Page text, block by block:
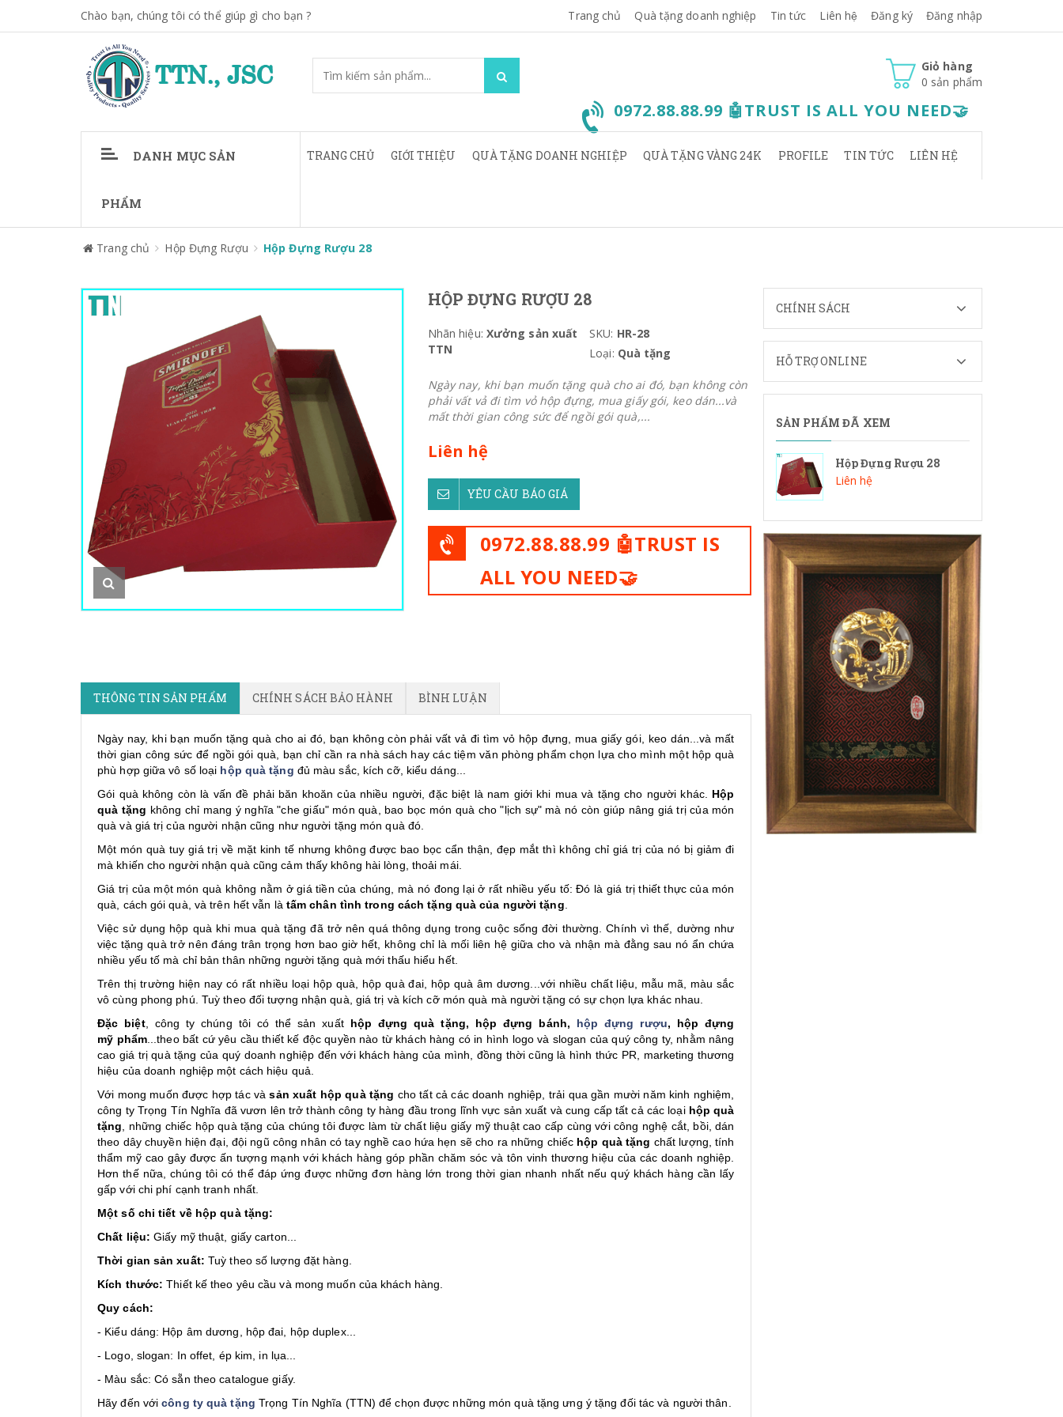
Chào bạn, chúng tôi có thể giúp gì cho bạn ? Trang chủ Quà tặng doanh nghiệp Tin tức Liên hệ Đăng ký Đăng nhập
Giỏ hàng
0 sản phẩm
0972.88.88.99 🤖TRUST IS ALL YOU NEED🤝
DANH MỤC SẢN
PHẨM
TRANG CHỦ GIỚI THIỆU QUÀ TẶNG DOANH NGHIỆP QUÀ TẶNG VÀNG 24K PROFILE TIN TỨC LIÊN HỆ
Trang chủ Hộp Đựng Rượu Hộp Đựng Rượu 28
HỘP ĐỰNG RƯỢU 28
Nhãn hiệu: Xưởng sản xuất
TTN
SKU: HR-28
Loại: Quà tặng
Ngày nay, khi bạn muốn tặng quà cho ai đó, bạn không còn
phải vất vả đi tìm vỏ hộp đựng, mua giấy gói, keo dán...và
mất thời gian công sức để ngồi gói quà,...
Liên hệ
YÊU CẦU BÁO GIÁ
0972.88.88.99 🤖TRUST IS
ALL YOU NEED🤝
THÔNG TIN SẢN PHẨM CHÍNH SÁCH BẢO HÀNH BÌNH LUẬN
Ngày nay, khi bạn muốn tặng quà cho ai đó, bạn không còn phải vất vả đi tìm vỏ hộp đựng, mua giấy gói, keo dán...và mất
thời gian công sức để ngồi gói quà, bạn chỉ cần ra nhà sách hay các tiệm văn phòng phẩm chọn lựa cho mình một hộp quà
phù hợp giữa vô số loại hộp quà tặng đủ màu sắc, kích cỡ, kiểu dáng...
Gói quà không còn là vấn đề phải băn khoăn của nhiều người, đặc biệt là nam giới khi mua và tặng cho người khác. Hộp
quà tặng không chỉ mang ý nghĩa "che giấu" món quà, bao bọc món quà cho "lịch sự" mà nó còn giúp nâng giá trị của món
quà và giá trị của người nhận cũng như người tặng món quà đó.
Một món quà tuy giá trị về mặt kinh tế nhưng không được bao bọc cẩn thận, đẹp mắt thì không chỉ giá trị của nó bị giảm đi
mà khiến cho người nhận quà cũng cảm thấy không hài lòng, thoải mái.
Giá trị của một món quà không nằm ở giá tiền của chúng, mà nó đong lại ở rất nhiều yếu tố: Đó là giá trị thiết thực của món
quà, cách gói quà, và trên hết vẫn là tấm chân tình trong cách tặng quà của người tặng
Việc sử dụng hộp quà khi mua quà tặng đã trở nên quá thông dụng trong cuộc sống đời thường. Chính vì thế, dường như
việc tặng quà trở nên đáng trân trọng hơn bao giờ hết, không chỉ là mối liên hệ giữa cho và nhận mà đằng sau nó ẩn chứa
nhiều yếu tố mà chỉ bản thân những người tặng quà mới thấu hiểu hết.
Trên thị trường hiện nay có rất nhiều loại hộp quà, hộp quà đai, hộp quà âm dương...với nhiều chất liệu, mẫu mã, màu sắc
vô cùng phong phú. Tuỳ theo đối tượng nhận quà, giá trị và kích cỡ món quà mà người tặng có sự chọn lựa khác nhau.
Đặc biệt, công ty chúng tôi có thể sản xuất hộp đựng quà tặng, hộp đựng bánh, hộp đựng rượu, hộp đựng
mỹ phẩm...theo bất cứ yêu cầu thiết kế độc quyền nào từ khách hàng có in hình logo và slogan của quý công ty, nhằm nâng
cao giá trị quà tặng của quý doanh nghiệp đến với khách hàng của mình, đồng thời cũng là hình thức PR, marketing thương
hiệu của doanh nghiệp một cách hiệu quả.
Với mong muốn được hợp tác vàsản xuất hộp quà tặng cho tất cả các doanh nghiệp, trải qua gần mười năm kinh nghiệm,
công ty Trọng Tín Nghĩa đã vươn lên trở thành công ty hàng đầu trong lĩnh vực sản xuất và cung cấp tất cả các loại hộp quà
tặng , những chiếc hộp quà tặng của chúng tôi được làm từ chất liệu giấy mỹ thuật cao cấp cùng với công nghệ cắt, bồi, dán
theo dây chuyền hiện đại, đội ngũ công nhân có tay nghề cao hứa hẹn sẽ cho ra những chiếc hộp quà tặng chất lượng, tính
thẩm mỹ cao gây được ấn tượng mạnh với khách hàng góp phần chăm sóc và tôn vinh thương hiệu của các doanh nghiệp.
Hơn thế nữa, chúng tôi có thể đáp ứng được những đơn hàng lớn trong thời gian nhanh nhất nếu quý khách hàng cần lấy
gấp với chi phí cạnh tranh nhất.
Một số chi tiết về hộp quà tặng:
Chất liệu: Giấy mỹ thuật, giấy carton...
Thời gian sản xuất: Tuỳ theo số lượng đặt hàng.
Kích thước: Thiết kế theo yêu cầu và mong muốn của khách hàng.
Quy cách:
- Kiểu dáng: Hộp âm dương, hộp đai, hộp duplex...
- Logo, slogan: In offet, ép kim, in lụa...
- Màu sắc: Có sẵn theo catalogue giấy.
Hãy đến vớicông ty quà tặng Trọng Tín Nghĩa (TTN) để chọn được những món quà tặng ưng ý tặng đối tác và người thân.
CHÍNH SÁCH
HỖ TRỢ ONLINE
SẢN PHẨM ĐÃ XEM
Hộp Đựng Rượu 28
Liên hệ